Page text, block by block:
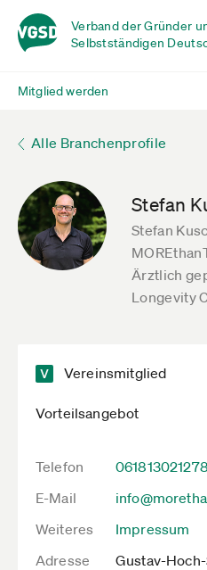
Verband der Gründer
Selbstständigen
Mitglied werden
Alle Branchenprofile
Stefan
Stefan
Ärztlich
Longevity
Vereinsmitglied
Vorteilsangebot
Telefon
061813021278
E-Mail
Weiteres
Impressum
Adresse
Gustav-